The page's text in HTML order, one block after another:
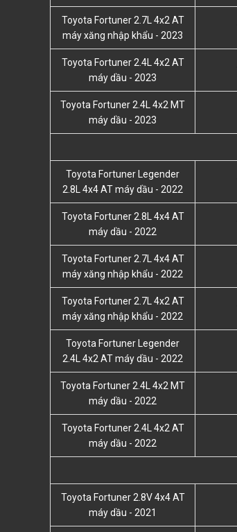
Toyota Fortuner 2.7L 4x2 AT
máy xăng nhập khẩu - 2023
Toyota Fortuner 2.4L 4x2 AT
máy dầu - 2023
Toyota Fortuner 2.4L 4x2 MT
máy dầu - 2023
Toyota Fortuner Legender
2.8L 4x4 AT máy dầu - 2022
Toyota Fortuner 2.8L 4x4 AT
máy dầu - 2022
Toyota Fortuner 2.7L 4x4 AT
máy xăng nhập khẩu - 2022
Toyota Fortuner 2.7L 4x2 AT
máy xăng nhập khẩu - 2022
Toyota Fortuner Legender
2.4L 4x2 AT máy dầu - 2022
Toyota Fortuner 2.4L 4x2 MT
máy dầu - 2022
Toyota Fortuner 2.4L 4x2 AT
máy dầu - 2022
Toyota Fortuner 2.8V 4x4 AT
máy dầu - 2021